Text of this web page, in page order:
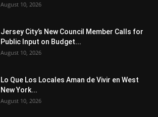
August 10, 2026
Jersey City’s New Council Member Calls for
Public Input on Budget...
August 10, 2026
Lo Que Los Locales Aman de Vivir en West
New York...
August 10, 2026